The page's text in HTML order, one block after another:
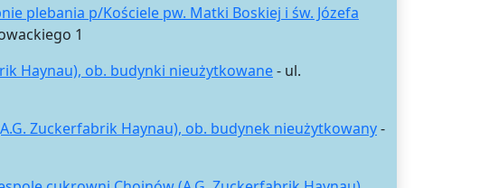
plebania p/Kościele pw. Matki Boskiej i św. Józefa
1
Haynau), ob. budynki nieużytkowane- ul.
Zuckerfabrik Haynau), ob. budynek nieużytkowany-